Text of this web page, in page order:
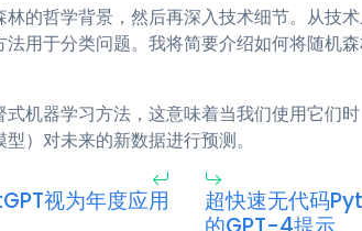
的哲学背景，然后再深入技术细节。从技
用于分类问题。我将简要介绍如何将随机
机器学习方法，这意味着当我们使用它们
）对未来的新数据进行预测。
视为年度应用
超快速无代码